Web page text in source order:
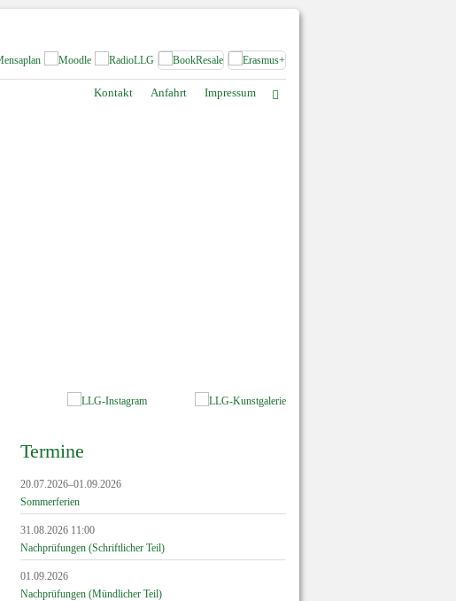
Impressum
Anfahrt
Kontakt
Termine
20.07.2026–01.09.2026
Sommerferien
31.08.2026 11:00
Nachprüfungen (Schriftlicher Teil)
01.09.2026
Nachprüfungen (Mündlicher Teil)